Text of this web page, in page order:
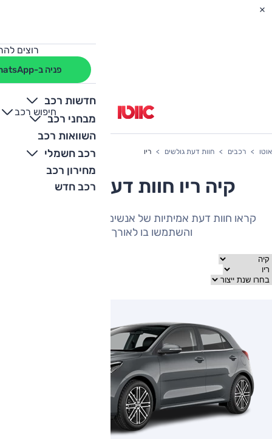
רוצים
פניה ב-WhatsApp
חדשות רכב
מבחני רכב
השוואות רכב
רכב חשמלי
מחירון רכב
רכב חדש
חיפוש רכב
+
-
אוטו רכבים חוות דעת גולשים ריו
קיה ריו חוות דעת גולשים
קראו חוות דעת אמיתיות של אנשים שהיה להם את הרכב
והשתמשו בו לאורך תקופה